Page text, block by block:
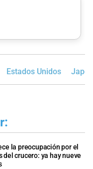
Estados Unidos Japón
la preocupación por el
del crucero: ya hay nueve